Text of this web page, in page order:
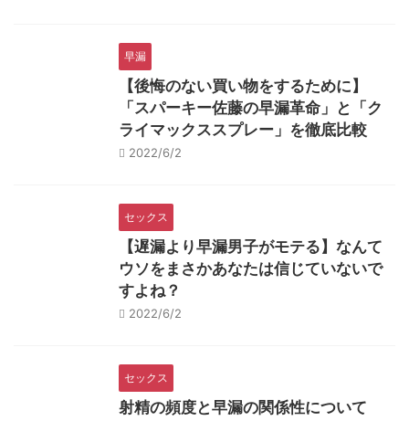
早漏
【後悔のない買い物をするために】
「スパーキー佐藤の早漏革命」と「ク
ライマックススプレー」を徹底比較
2022/6/2
セックス
【遅漏より早漏男子がモテる】なんて
ウソをまさかあなたは信じていないで
すよね？
2022/6/2
セックス
射精の頻度と早漏の関係性について